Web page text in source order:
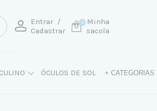
Entrar /
Cadastrar
Minha
sacola
0
ÓCULOS DE SOL + CATEGORIAS